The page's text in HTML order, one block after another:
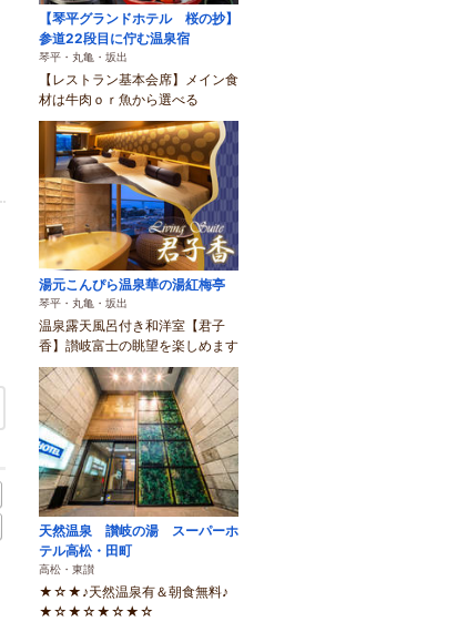
空き状況・料金を見る
【琴平グランドホテル 桜の抄】
参道22段目に佇む温泉宿
琴平・丸亀・坂出
【レストラン基本会席】メイン食
材は牛肉ｏｒ魚から選べる
湯元こんぴら温泉華の湯紅梅亭
琴平・丸亀・坂出
温泉露天風呂付き和洋室【君子
香】讃岐富士の眺望を楽しめます
天然温泉 讃岐の湯 スーパーホ
テル高松・田町
高松・東讃
★☆★♪天然温泉有＆朝食無料♪
★☆★☆★☆★☆